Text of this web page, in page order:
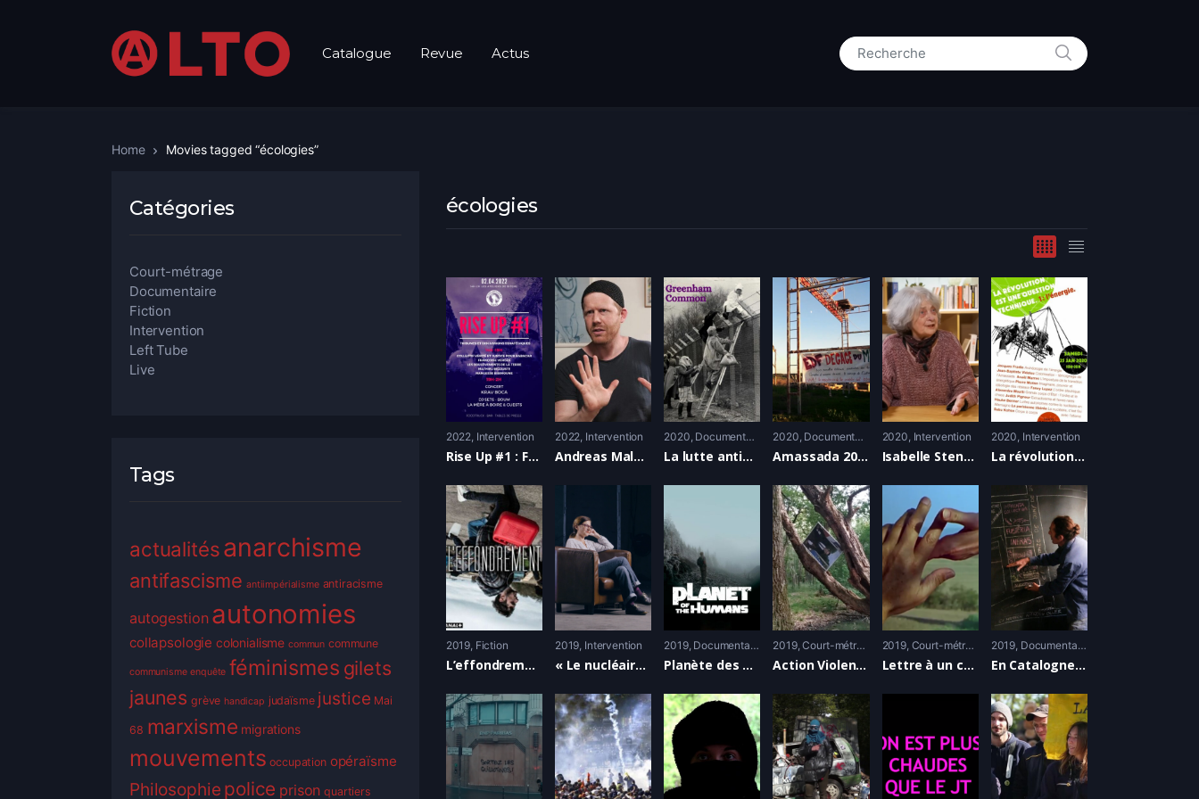
Catalogue Revue Actus Search for:
RECHERCHE
Home Movies tagged “écologies”
écologies
2022 Intervention
Rise Up #1 : FAIRE BLOC. Quelles alliances pour nous aujourd’hui?
2022 Intervention
Andreas Malm, climat : qui a allumé le feu ?
2020 Documentaire
La lutte antinucléaire des femmes de Greenham Common
2020 Documentaire
Amassada 2019 – 2020
2020 Intervention
Isabelle Stengers : faire commun face au désastre
2020 Intervention
La révolution est une question technique
2019 Fiction
L’effondrement
2019 Intervention
« Le nucléaire, c’est fini » – Entretien avec La Parisienne Libérée
2019 Documentaire
Planète des humains ou Comment le capitalisme a absorbé l’écologie
2019 Court-métrage
Action Violente COP 21
2019 Court-métrage
Lettre à un camarade
2019 Documentaire
En Catalogne si nous y sommes
Catégories
Court-métrage
Documentaire
Fiction
Intervention
Left Tube
Live
Tags
actualitésanarchisme
antifascisme antiimpérialisme antiracisme
autogestion autonomies
collapsologie colonialisme commun commune
communisme enquête féminismes gilets
jaunes grève handicap judaïsme justice Mai
68 marxisme migrations
mouvements occupation opéraïsme
Philosophie police prison quartiers